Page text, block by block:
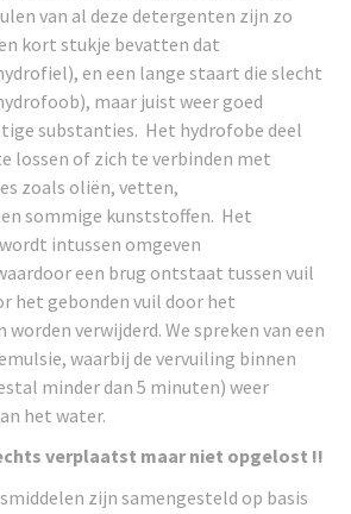
van al deze detergenten zijn zo
kort stukje bevatten dat
en een lange staart die slecht
maar juist weer goed
substanties. Het hydrofobe deel
lossen of zich te verbinden met
zoals oliën, vetten,
sommige kunststoffen. Het
intussen omgeven
een brug ontstaat tussen vuil
het gebonden vuil door het
worden verwijderd. We spreken van een
waarbij de vervuiling binnen
minder dan 5 minuten) weer
het water.
verplaatst maar niet opgelost !!
zijn samengesteld op basis